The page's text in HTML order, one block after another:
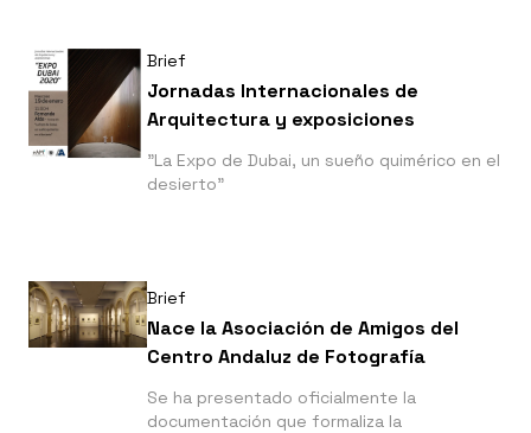
Brief
Jornadas Internacionales de
Arquitectura y exposiciones
"La Expo de Dubai, un sueño quimérico en el
desierto"
Brief
Nace la Asociación de Amigos del
Centro Andaluz de Fotografía
Se ha presentado oficialmente la
documentación que formaliza la